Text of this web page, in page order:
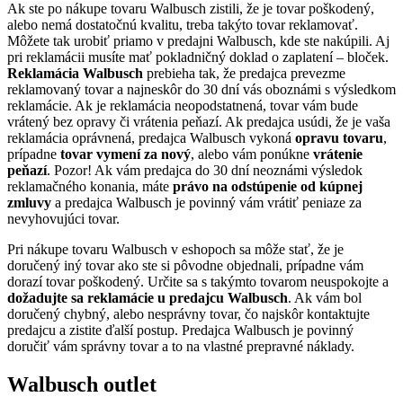
Ak ste po nákupe tovaru Walbusch zistili, že je tovar poškodený,
alebo nemá dostatočnú kvalitu, treba takýto tovar reklamovať.
Môžete tak urobiť priamo v predajni Walbusch, kde ste nakúpili. Aj
pri reklamácii musíte mať pokladničný doklad o zaplatení – bloček.
Reklamácia Walbusch prebieha tak, že predajca prevezme
reklamovaný tovar a najneskôr do 30 dní vás oboznámi s výsledkom
reklamácie. Ak je reklamácia neopodstatnená, tovar vám bude
vrátený bez opravy či vrátenia peňazí. Ak predajca usúdi, že je vaša
reklamácia oprávnená, predajca Walbusch vykoná opravu tovaru,
prípadne tovar vymení za nový, alebo vám ponúkne vrátenie
peňazí. Pozor! Ak vám predajca do 30 dní neoznámi výsledok
reklamačného konania, máte právo na odstúpenie od kúpnej
zmluvy a predajca Walbusch je povinný vám vrátiť peniaze za
nevyhovujúci tovar.
Pri nákupe tovaru Walbusch v eshopoch sa môže stať, že je
doručený iný tovar ako ste si pôvodne objednali, prípadne vám
dorazí tovar poškodený. Určite sa s takýmto tovarom neuspokojte a
dožadujte sa reklamácie u predajcu Walbusch. Ak vám bol
doručený chybný, alebo nesprávny tovar, čo najskôr kontaktujte
predajcu a zistite ďalší postup. Predajca Walbusch je povinný
doručiť vám správny tovar a to na vlastné prepravné náklady.
Walbusch outlet